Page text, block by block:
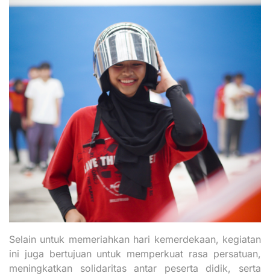
Selain untuk memeriahkan hari kemerdekaan, kegiatan
ini juga bertujuan untuk memperkuat rasa persatuan,
meningkatkan solidaritas antar peserta didik, serta